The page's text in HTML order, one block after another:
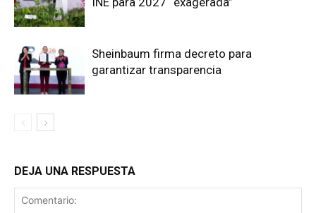
Sheinbaum firma decreto para
garantizar transparencia
DEJA UNA RESPUESTA